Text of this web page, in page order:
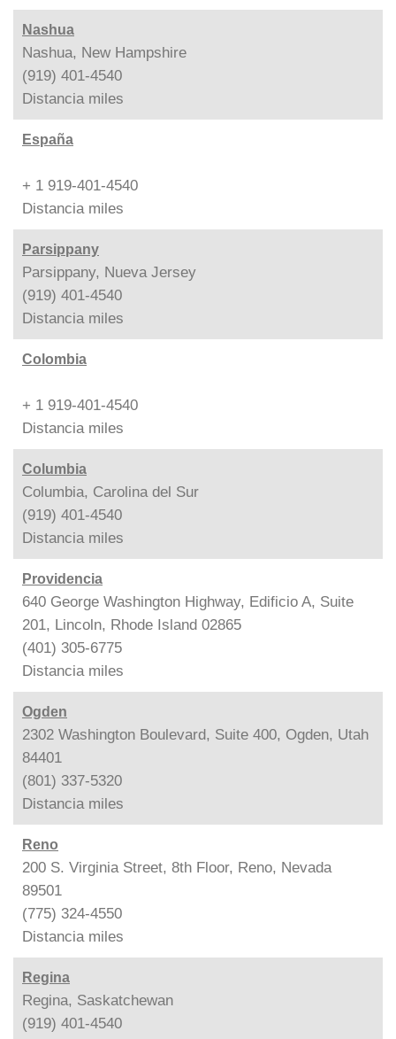
Nashua
Nashua, New Hampshire
(919) 401-4540
Distancia miles
España
+ 1 919-401-4540
Distancia miles
Parsippany
Parsippany, Nueva Jersey
(919) 401-4540
Distancia miles
Colombia
+ 1 919-401-4540
Distancia miles
Columbia
Columbia, Carolina del Sur
(919) 401-4540
Distancia miles
Providencia
640 George Washington Highway, Edificio A, Suite
201, Lincoln, Rhode Island 02865
(401) 305-6775
Distancia miles
Ogden
2302 Washington Boulevard, Suite 400, Ogden, Utah
84401
(801) 337-5320
Distancia miles
Reno
200 S. Virginia Street, 8th Floor, Reno, Nevada
89501
(775) 324-4550
Distancia miles
Regina
Regina, Saskatchewan
(919) 401-4540